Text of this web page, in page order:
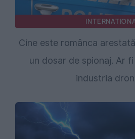
Cine este românca
un dosar de spionaj. Ar
industria